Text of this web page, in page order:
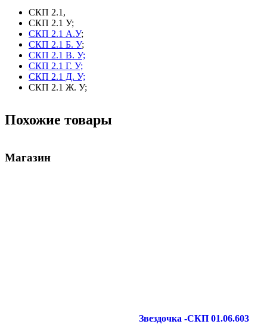
ступицами,
колес)
СКП 2.1,
СКП 2.1 У;
СКП 2.1 А.У;
СКП 2.1 Б. У;
СКП 2.1 В. У;
СКП 2.1 Г. У;
СКП 2.1 Д. У;
СКП 2.1 Ж. У;
Похожие товары
Магазин
Звездочка -СКП 01.06.603